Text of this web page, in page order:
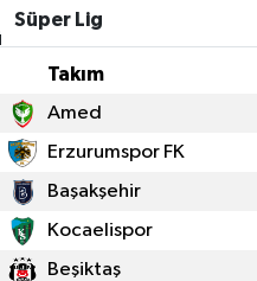
Süper Lig
Takım
Amed
Erzurumspor FK
Başakşehir
Kocaelispor
Beşiktaş